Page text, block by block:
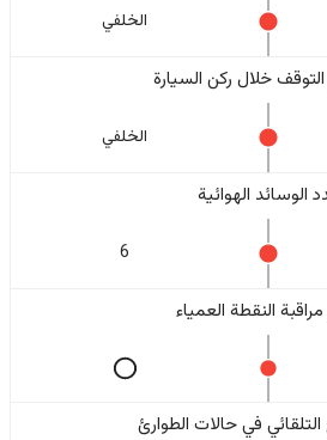
الخلفي
خلال ركن السيارة
الخلفي
الوسائد الهوائية
6
النقطة العمياء
في حالات الطوارئ